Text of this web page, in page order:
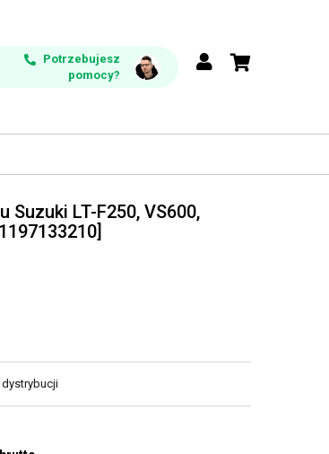
Potrzebujesz
pomocy?
LT-F250, VS600,
dystrybucji